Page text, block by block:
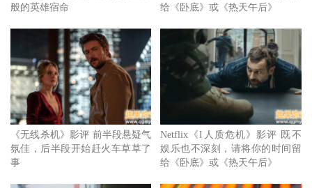
回想起鞋猫剑客这个角色，不管是在史瑞克系列，又或者是
他的个人电影中，其最主要的魅力来源，似乎是来自卖萌与
耍帅这两种极致所带来的冲突与幽默感，最终也使这只穿着
长靴的猫，就此成为了史瑞克相关作品里最受欢迎的角色之
般的英雄宿命
给《卧底》或《热天午后》
《无线杀机》影评 前半段悬疑气
氛佳，后半段开始赶火车草草了
事
Netflix《I人质危机》影评 既不
娱乐也不深刻，请将你的时间留
给《卧底》或《热天午后》